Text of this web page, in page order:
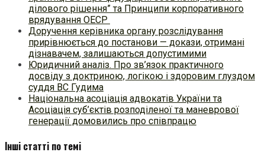
ділового рішення” та Принципи корпоративного
врядування ОЕСР
Доручення керівника органу розслідування
прирівнюється до постанови — докази, отримані
дізнавачем, залишаються допустимими
Юридичний аналіз. Про зв’язок практичного
досвіду з доктриною, логікою і здоровим глуздом
суддя ВС Гудима
Національна асоціація адвокатів України та
Асоціація суб’єктів розподіленої та маневрової
генерації домовились про співпрацю
Інші статті по темі